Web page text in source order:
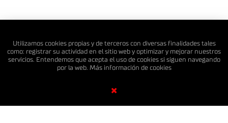
© MERINO 4X4 S.L. Todos los derechos reservados.
Diseño Web SGM
Utilizamos cookies propias y de terceros con diversas finalidades tales
como: registrar su actividad en el sitio web y optimizar y mejorar nuestros
servicios. Entendemos que acepta el uso de cookies si siguen navegando
por la web. Más información de cookies